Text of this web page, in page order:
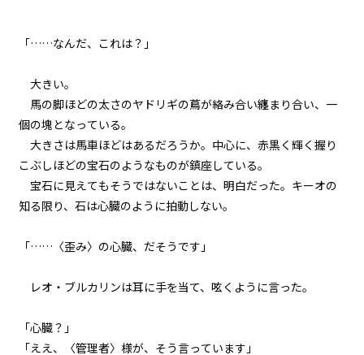
「……なんだ、これは？」
大きい。
馬の脚ほどの太さのヤドリギの蔦が絡み合い纏まり合い、一
個の塊となっている。
大きさは馬車ほどはあるだろうか。中心に、赤黒く輝く握り
こぶしほどの宝石のようなものが鎮座している。
宝石に見えてもそうではないことは、明白だった。キーオの
知る限り、石は心臓のように拍動しない。
「……〈歪み〉の心臓、だそうです」
レオ・ブルカリンは耳に手を当て、呟くように言った。
「心臓？」
「ええ、〈管理者〉様が、そう言っています」